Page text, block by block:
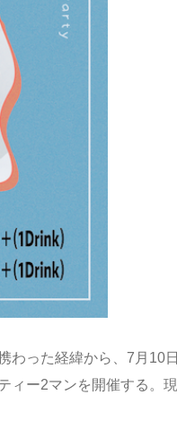
わった経緯から、7月10日
ィー2マンを開催する。現